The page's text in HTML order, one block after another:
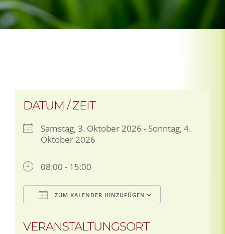
DATUM / ZEIT
Samstag, 3. Oktober 2026 - Sonntag, 4.
Oktober 2026
08:00 - 15:00
ZUM KALENDER HINZUFÜGEN
VERANSTALTUNGSORT